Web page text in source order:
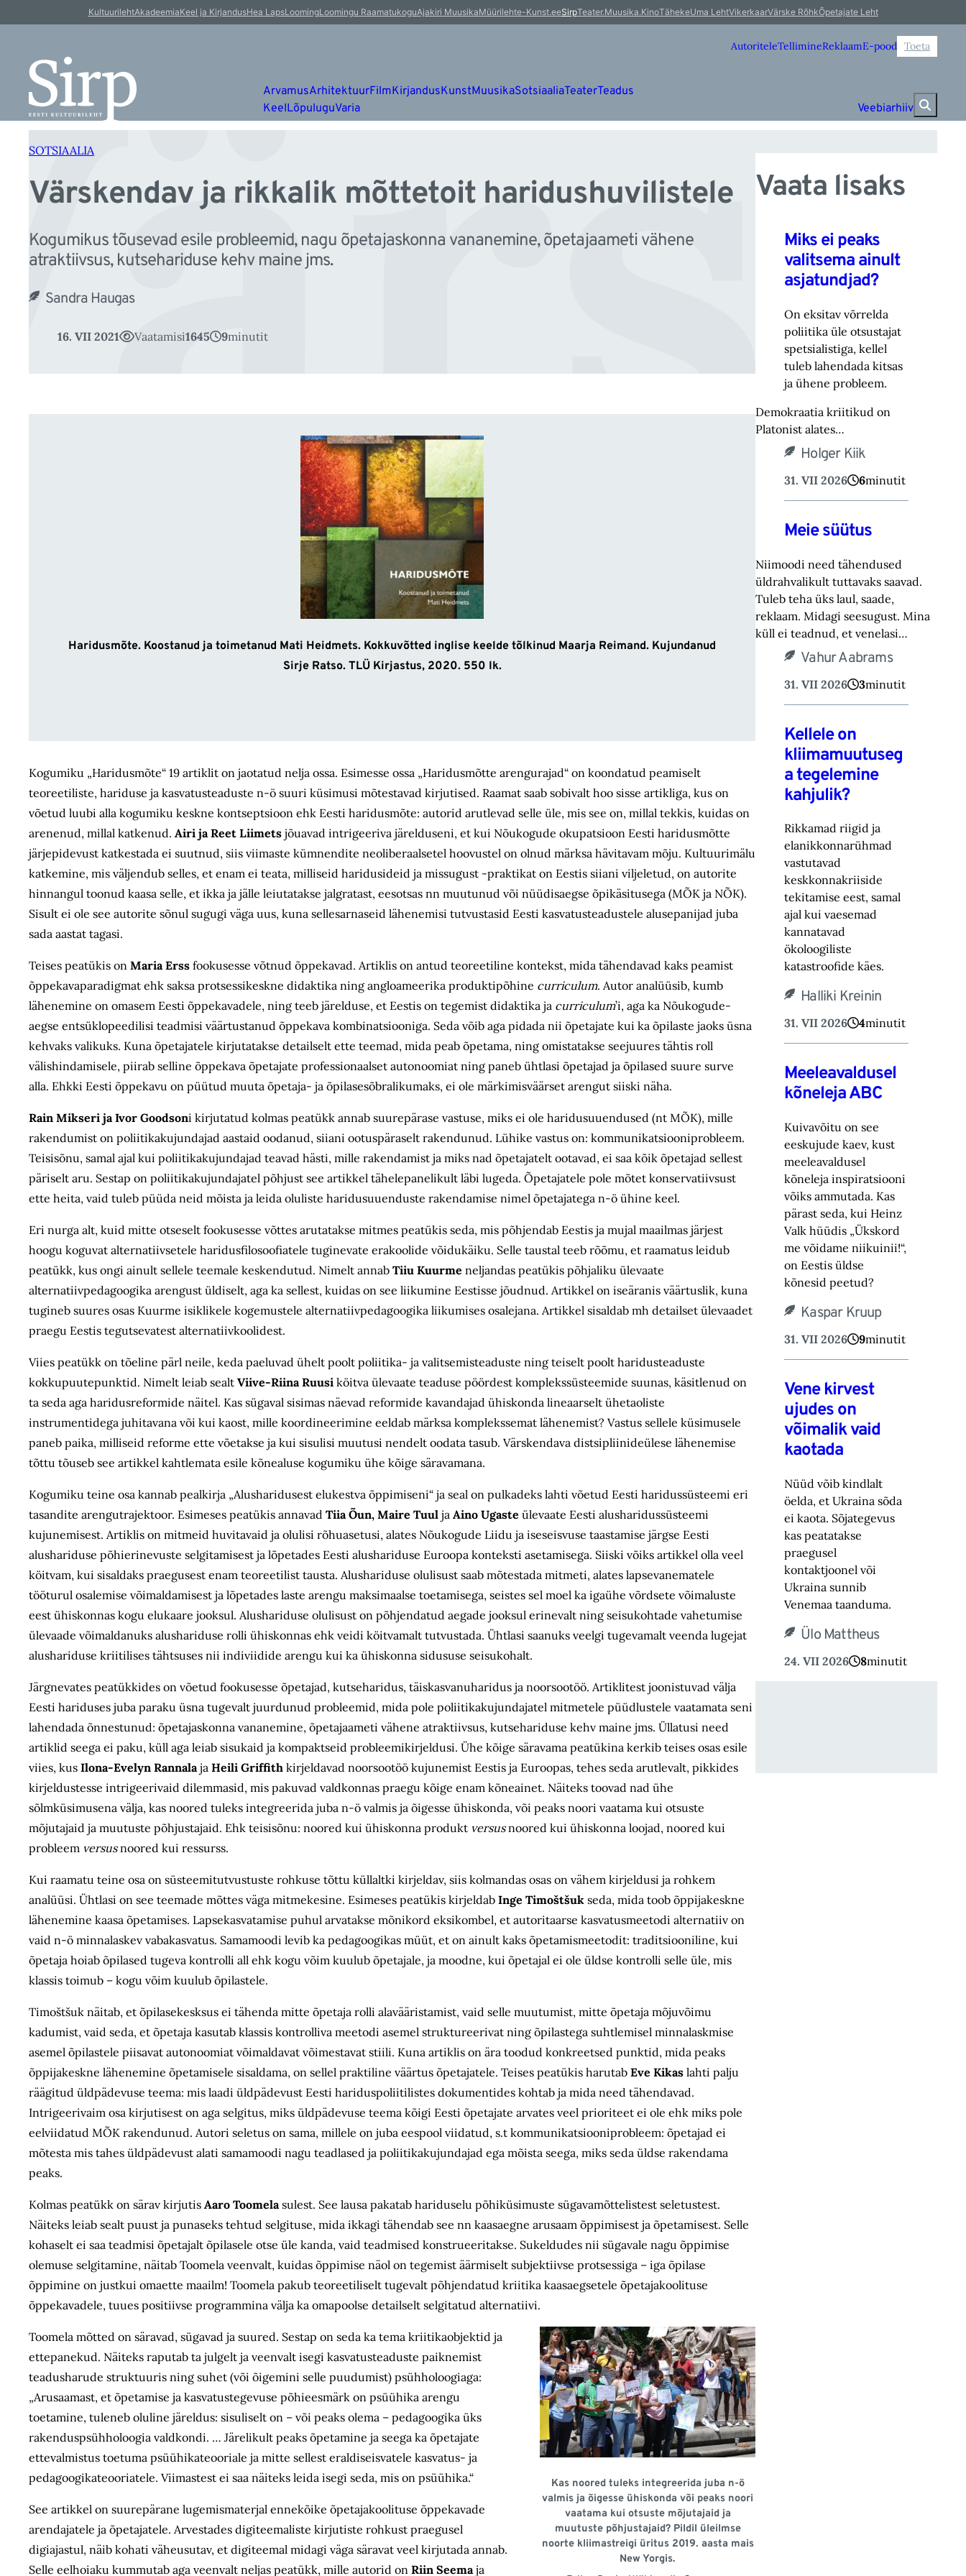
sisu
KultuurilehtAkadeemiaKeel ja KirjandusHea LapsLoomingLoomingu RaamatukoguAjakiri MuusikaMüürilehte-Kunst.eeSirpTeater.Muusika.KinoTähekeUma LehtVikerkaarVärske RõhkÕpetajate Leht
AutoriteleTellimineReklaamE-pood Toeta
ArvamusArhitektuurFilmKirjandusKunstMuusikaSotsiaaliaTeaterTeadus
KeelLõpuluguVaria Veebiarhiiv
SOTSIAALIA
Värskendav ja rikkalik mõttetoit haridushuvilistele
Kogumikus tõusevad esile probleemid, nagu õpetajaskonna vananemine, õpetajaameti vähene
atraktiivsus, kutsehariduse kehv maine jms.
Sandra Haugas
16. VII 2021 Vaatamisi1645 9minutit
Haridusmõte. Koostanud ja toimetanud Mati Heidmets. Kokkuvõtted inglise keelde tõlkinud Maarja Reimand. Kujundanud
Sirje Ratso. TLÜ Kirjastus, 2020. 550 lk.
Kogumiku „Haridusmõte“ 19 artiklit on jaotatud nelja ossa. Esimesse ossa „Haridusmõtte arengurajad“ on koondatud peamiselt
teoreetiliste, hariduse ja kasvatusteaduste n-ö suuri küsimusi mõtestavad kirjutised. Raamat saab sobivalt hoo sisse artikliga, kus on
võetud luubi alla kogumiku keskne kontseptsioon ehk Eesti haridusmõte: autorid arutlevad selle üle, mis see on, millal tekkis, kuidas on
arenenud, millal katkenud. Airi ja Reet Liimets jõuavad intrigeeriva järelduseni, et kui Nõu­kogude okupatsioon Eesti haridusmõtte
järjepidevust katkestada ei suutnud, siis viimaste kümnendite neoliberaalsetel hoovustel on olnud märksa hävitavam mõju. Kultuurimälu
katkemine, mis väljendub selles, et enam ei teata, milliseid haridusideid ja missugust -praktikat on Eestis siiani viljeletud, on autorite
hinnangul toonud kaasa selle, et ikka ja jälle leiutatakse jalgratast, eesotsas nn muutunud või nüüdisaegse õpikäsitusega (MÕK ja NÕK).
Sisult ei ole see autorite sõnul sugugi väga uus, kuna sellesarnaseid lähenemisi tutvustasid Eesti kasvatusteadustele alusepanijad juba
sada aastat tagasi.
Teises peatükis on Maria Erss fookusesse võtnud õppekavad. Artiklis on antud teoreetiline kontekst, mida tähendavad kaks peamist
õppekava­paradigmat ehk saksa protsessikeskne didaktika ning angloameerika produkti­põhine curriculum. Autor analüüsib, kumb
lähenemine on omasem Eesti õppekavadele, ning teeb järelduse, et Eestis on tegemist didaktika ja curriculum’i, aga ka Nõukogude-
aegse entsüklopeedilisi teadmisi väärtustanud õppekava kombinatsiooniga. Seda võib aga pidada nii õpetajate kui ka õpilaste jaoks üsna
kehvaks valikuks. Kuna õpetajatele kirjutatakse detailselt ette teemad, mida peab õpetama, ning omistatakse seejuures tähtis roll
välishindamisele, piirab selline õppekava õpetajate professionaalset autonoomiat ning paneb ühtlasi õpetajad ja õpilased suure surve
alla. Ehkki Eesti õppekavu on püütud muuta õpetaja- ja õpilasesõbralikumaks, ei ole märkimisväärset arengut siiski näha.
Rain Mikseri ja Ivor Goodsoni kirjutatud kolmas peatükk annab suure­pärase vastuse, miks ei ole haridusuuendused (nt MÕK), mille
rakendumist on poliitikakujundajad aastaid oodanud, siiani ootuspäraselt rakendunud. Lühike vastus on: kommunikatsiooniprobleem.
Teisisõnu, samal ajal kui poliitikakujundajad teavad hästi, mille rakendamist ja miks nad õpetajatelt ootavad, ei saa kõik õpetajad sellest
päriselt aru. Sestap on poliitikakujundajatel põhjust see artikkel tähelepanelikult läbi lugeda. Õpetajatele pole mõtet konservatiivsust
ette heita, vaid tuleb püüda neid mõista ja leida oluliste haridusuuenduste rakendamise nimel õpetajatega n-ö ühine keel.
Eri nurga alt, kuid mitte otseselt fookusesse võttes arutatakse mitmes pea­tükis seda, mis põhjendab Eestis ja mujal maailmas järjest
hoogu koguvat alternatiivsetele haridusfilosoofiatele tuginevate erakoolide võidukäiku. Selle taustal teeb rõõmu, et raamatus leidub
peatükk, kus ongi ainult sellele teemale keskendutud. Nimelt annab Tiiu Kuurme neljandas peatükis põhjaliku ülevaate
alternatiivpedagoogika arengust üldiselt, aga ka sellest, kuidas on see liikumine Eestisse jõudnud. Artikkel on iseäranis väärtuslik, kuna
tugineb suures osas Kuurme isiklikele kogemustele alternatiivpedagoogika liikumises osalejana. Artikkel sisaldab mh detailset ülevaadet
praegu Eestis tegutsevatest alternatiivkoolidest.
Viies peatükk on tõeline pärl neile, keda paeluvad ühelt poolt poliitika- ja valitsemisteaduste ning teiselt poolt haridusteaduste
kokkupuutepunktid. Nimelt leiab sealt Viive-Riina Ruusi köitva ülevaate teaduse pöördest komplekssüsteemide suunas, käsitlenud on
ta seda aga haridusreformide näitel. Kas sügaval sisimas näevad reformide kavandajad ühiskonda lineaarselt ühetaoliste
instrumentidega juhitavana või kui kaost, mille koordineerimine eeldab märksa komplekssemat lähenemist? Vastus sellele küsimusele
paneb paika, milliseid reforme ette võetakse ja kui sisulisi muutusi nendelt oodata tasub. Värskendava distsipliinideülese lähenemise
tõttu tõuseb see artikkel kahtlemata esile kõnealuse kogumiku ühe kõige säravamana.
Kogumiku teine osa kannab pealkirja „Alusharidusest elukestva õppimiseni“ ja seal on pulkadeks lahti võetud Eesti haridussüsteemi eri
tasandite arengu­trajektoor. Esimeses peatükis annavad Tiia Õun, Maire Tuul ja Aino Ugaste ülevaate Eesti alusharidussüsteemi
kujunemisest. Artiklis on mitmeid huvitavaid ja olulisi rõhuasetusi, alates Nõukogude Liidu ja iseseisvuse taastamise järgse Eesti
alushariduse põhierinevuste selgitamisest ja lõpetades Eesti alus­hariduse Euroopa konteksti asetamisega. Siiski võiks artikkel olla veel
köitvam, kui sisaldaks praegusest enam teoreetilist tausta. Alushariduse olulisust saab mõtestada mitmeti, alates lapsevanematele
tööturul osalemise võimaldamisest ja lõpetades laste arengu maksimaalse toetamisega, seistes sel moel ka igaühe võrdsete võimaluste
eest ühiskonnas kogu elukaare jooksul. Alushariduse olulisust on põhjendatud aegade jooksul erinevalt ning seisukohtade vahetumise
ülevaade võimaldanuks alushariduse rolli ühiskonnas ehk veidi köitvamalt tutvustada. Ühtlasi saanuks veelgi tugevamalt veenda lugejat
alushariduse kriitilises tähtsuses nii indiviidide arengu kui ka ühiskonna sidususe seisukohalt.
Järgnevates peatükkides on võetud fookusesse õpetajad, kutseharidus, täiskasvanuharidus ja noorsootöö. Artiklitest joonistuvad välja
Eesti hariduses juba paraku üsna tugevalt juurdunud probleemid, mida pole poliitikakujundajatel mitmetele püüdlustele vaatamata seni
lahendada õnnestunud: õpetajaskonna vananemine, õpetajaameti vähene atraktiivsus, kutsehariduse kehv maine jms. Üllatusi need
artiklid seega ei paku, küll aga leiab sisukaid ja kompaktseid probleemikirjeldusi. Ühe kõige säravama peatükina kerkib teises osas esile
viies, kus Ilona-Evelyn Rannalaja Heili Griffith kirjeldavad noorsootöö kujunemist Eestis ja Euroopas, tehes seda arutlevalt, pikkides
kirjeldustesse intrigeerivaid dilemmasid, mis pakuvad valdkonnas praegu kõige enam kõneainet. Näiteks toovad nad ühe
sõlmküsimusena välja, kas noored tuleks integreerida juba n-ö valmis ja õigesse ühiskonda, või peaks noori vaatama kui otsuste
mõjutajaid ja muutuste põhjustajaid. Ehk teisisõnu: noored kui ühiskonna produkt versusnoored kui ühiskonna loojad, noored kui
probleem versusnoored kui ressurss.
Kui raamatu teine osa on süsteemitutvustuste rohkuse tõttu küllaltki kirjeldav, siis kolmandas osas on vähem kirjeldusi ja rohkem
analüüsi. Ühtlasi on see teemade mõttes väga mitmekesine. Esimeses peatükis kirjeldab Inge Timoštšuk seda, mida toob õppijakeskne
lähenemine kaasa õpetamises. Lapsekasvatamise puhul arvatakse mõnikord eksikombel, et autoritaarse kasvatusmeetodi alternatiiv on
vaid n-ö minnalaskev vabakasvatus. Samamoodi levib ka pedagoogikas müüt, et on ainult kaks õpetamismeetodit: traditsiooniline, kui
õpetaja hoiab õpilased tugeva kontrolli all ehk kogu võim kuulub õpetajale, ja moodne, kui õpetajal ei ole üldse kontrolli selle üle, mis
klassis toimub – kogu võim kuulub õpilastele.
Timoštšuk näitab, et õpilasekesksus ei tähenda mitte õpetaja rolli alavääristamist, vaid selle muutumist, mitte õpetaja mõjuvõimu
kadumist, vaid seda, et õpetaja kasutab klassis kontrolliva meetodi asemel struktureerivat ning õpilastega suhtlemisel minnalaskmise
asemel õpilastele piisavat autonoomiat võimaldavat võimestavat stiili. Kuna artiklis on ära toodud konkreetsed punktid, mida peaks
õppijakeskne lähenemine õpetamisele sisaldama, on sellel praktiline väärtus õpetajatele. Teises peatükis harutab Eve Kikas lahti palju
räägitud üldpädevuse teema: mis laadi üldpädevust Eesti hariduspoliitilistes dokumentides kohtab ja mida need tähendavad.
Intrigeerivaim osa kirjutisest on aga selgitus, miks üldpädevuse teema kõigi Eesti õpetajate arvates veel prioriteet ei ole ehk miks pole
eelviidatud MÕK rakendunud. Autori seletus on sama, millele on juba eespool viidatud, s.t kommunikatsiooniprobleem: õpetajad ei
mõtesta mis tahes üldpädevust alati samamoodi nagu teadlased ja poliitikakujundajad ega mõista seega, miks seda üldse rakendama
peaks.
Kolmas peatükk on särav kirjutis Aaro Toomelasulest. See lausa pakatab hariduselu põhiküsimuste sügavamõttelistest seletustest.
Näiteks leiab sealt puust ja punaseks tehtud selgituse, mida ikkagi tähendab see nn kaasaegne arusaam õppimisest ja õpetamisest. Selle
kohaselt ei saa teadmisi õpetajalt õpilasele otse üle kanda, vaid teadmised konstrueeritakse. Sukeldudes nii sügavale nagu õppimise
olemuse selgitamine, näitab Toomela veenvalt, kuidas õppimise näol on tegemist äärmiselt subjektiivse protsessiga – iga õpilase
õppimine on justkui omaette maailm! Toomela pakub teoreetiliselt tugevalt põhjendatud kriitika kaasaegsetele õpetajakoolituse
õppekavadele, tuues positiivse programmina välja ka omapoolse detailselt selgitatud alternatiivi.
Kas noored tuleks integreerida juba n-ö
valmis ja õigesse ühiskonda või peaks noori
vaatama kui otsuste mõjutajaid ja
muutuste põhjustajaid? Pildil üleilmse
noorte kliimastreigi üritus 2019. aasta mais
New Yorgis.
Toomela mõtted on säravad, sügavad ja suured. Sestap on seda ka tema kriitikaobjektid ja
ettepanekud. Näiteks raputab ta julgelt ja veenvalt isegi kasvatusteaduste paiknemist
teadus­harude struktuuris ning suhet (või õigemini selle puudumist) psühholoogiaga:
„Arusaamast, et õpetamise ja kasvatus­tegevuse põhieesmärk on psüühika arengu
toetamine, tuleneb oluline järeldus: sisuliselt on – või peaks olema – pedagoogika üks
rakenduspsühholoogia valdkondi. … Järelikult peaks õpetamine ja seega ka õpetajate
ettevalmistus toetuma psüühikateooriale ja mitte sellest eraldiseisvatele kasvatus- ja
pedagoogika­teooriatele. Viimastest ei saa näiteks leida isegi seda, mis on psüühika.“
See artikkel on suurepärane lugemismaterjal ennekõike õpetajakoolituse õppekavade
arendajatele ja õpetajatele. Arvestades digiteemaliste kirjutiste rohkust praegusel
digiajastul, näib kohati väheusutav, et digiteemal midagi väga säravat veel kirjutada annab.
Selle eelhoiaku kummutab aga veenvalt neljas peatükk, mille autorid on Riin Seemaja
Vaata lisaks
Miks ei peaks
valitsema ainult
asjatundjad?
On eksitav võrrelda
poliitika üle otsustajat
spetsialistiga, kellel
tuleb lahendada kitsas
ja ühene probleem.
Demokraatia kriitikud on
Platonist alates…
Holger Kiik
31. VII 2026 6minutit
Meie süütus
Niimoodi need tähendused
üldrahvalikult tuttavaks saavad.
Tuleb teha üks laul, saade,
reklaam. Midagi seesugust. Mina
küll ei teadnud, et venelasi…
Vahur Aabrams
31. VII 2026 3minutit
Kellele on
kliimamuutuseg
a tegelemine
kahjulik?
Rikkamad riigid ja
elanikkonnarühmad
vastutavad
keskkonnakriiside
tekitamise eest, samal
ajal kui vaesemad
kannatavad
ökoloogiliste
katastroofide käes.
Halliki Kreinin
31. VII 2026 4minutit
Meeleavaldusel
kõneleja ABC
Kuivavõitu on see
eeskujude kaev, kust
meeleavaldusel
kõneleja inspiratsiooni
võiks ammutada. Kas
pärast seda, kui Heinz
Valk hüüdis „Ükskord
me võidame niikuinii!“,
on Eestis üldse
kõnesid peetud?
Kaspar Kruup
31. VII 2026 9minutit
Vene kirvest
ujudes on
võimalik vaid
kaotada
Nüüd võib kindlalt
öelda, et Ukraina sõda
ei kaota. Sõjategevus
kas peatatakse
praegusel
kontaktjoonel või
Ukraina sunnib
Venemaa taanduma.
Ülo Mattheus
24. VII 2026 8minutit